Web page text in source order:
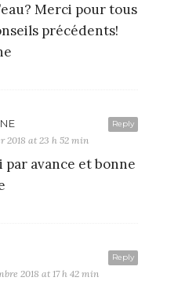
Merci pour tous
précédents!
Reply
2018 at 23 h 52 min
par avance et bonne
Reply
2018 at 17 h 42 min